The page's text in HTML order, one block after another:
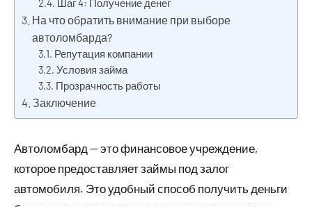
Шаг 4: Получение денег
На что обратить внимание при выборе
автоломбарда?
Репутация компании
Условия займа
Прозрачность работы
Заключение
Автоломбард — это финансовое учреждение,
которое предоставляет займы под залог
автомобиля. Это удобный способ получить деньги